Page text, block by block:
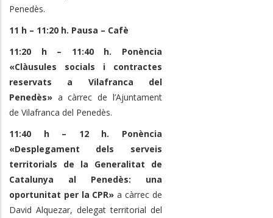
Penedès.
11 h – 11:20 h. Pausa – Cafè
11:20 h – 11:40 h.
Ponència
«Clàusules socials i contractes
reservats a Vilafranca del
Penedès» a càrrec de l’Ajuntament
de Vilafranca del Penedès.
11:40 h – 12 h. Ponència
«Desplegament dels serveis
territorials de la Generalitat de
Catalunya al Penedès: una
oportunitat per la CPR»a càrrec de
David Alquezar, delegat territorial del